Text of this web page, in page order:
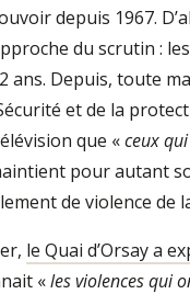
depuis 1967.
du scrutin :
ans. Depuis, toute
et de la
que «ceux
pour autant
de violence de
le Quai d’Orsay a
«les violences qui